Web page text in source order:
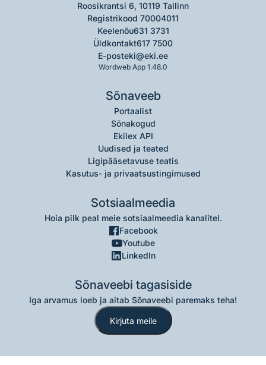
Roosikrantsi 6, 10119 Tallinn
Registrikood 70004011
Keelenõu631 3731
Üldkontakt617 7500
E-posteki@eki.ee
Wordweb App 1.48.0
Sõnaveeb
Portaalist
Sõnakogud
Ekilex API
Uudised ja teated
Ligipääsetavuse teatis
Kasutus- ja privaatsustingimused
Sotsiaalmeedia
Hoia pilk peal meie sotsiaalmeedia kanalitel.
Facebook
Youtube
LinkedIn
Sõnaveebi tagasiside
Iga arvamus loeb ja aitab Sõnaveebi paremaks teha!
Kirjuta meile